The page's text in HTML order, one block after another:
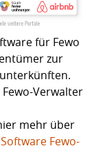
für Fewo
zur
Fewo-Verwalter
mehr über
Fewo-